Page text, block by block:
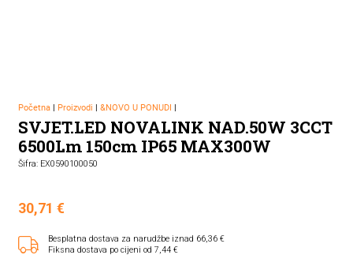
Početna| Proizvodi | &NOVO U PONUDI |
SVJET.LED NOVALINK NAD.50W 3CCT
6500Lm 150cm IP65 MAX300W
Šifra: EX0590100050
30,71 €
Besplatna dostava za narudžbe iznad 66,36 €
Fiksna dostava po cijeni od 7,44 €